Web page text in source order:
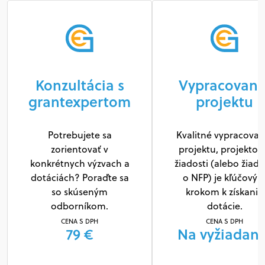
Konzultácia s
grantexpertom
Potrebujete sa
zorientovať v
konkrétnych výzvach a
dotáciách? Poraďte sa
so skúseným
odborníkom.
CENA S DPH
79 €
projektu
Kvalitné
projektu,
žiadosti (alebo
o NFP) je
krokom k získaniu
dotácie.
CENA S DPH
Na